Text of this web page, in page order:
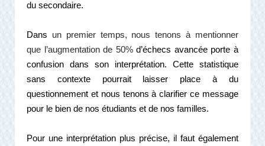
du secondaire.
Dans un premier temps, nous tenons à mentionner
que l’augmentation de 50%d’échecs avancée porte à
confusion dans son interprétation. Cette statistique
sans contexte pourrait laisser place à du
questionnement et nous tenons à clarifier ce message
pour le bien de nos étudiants et de nos familles.
Pour une interprétation plus précise, il faut également